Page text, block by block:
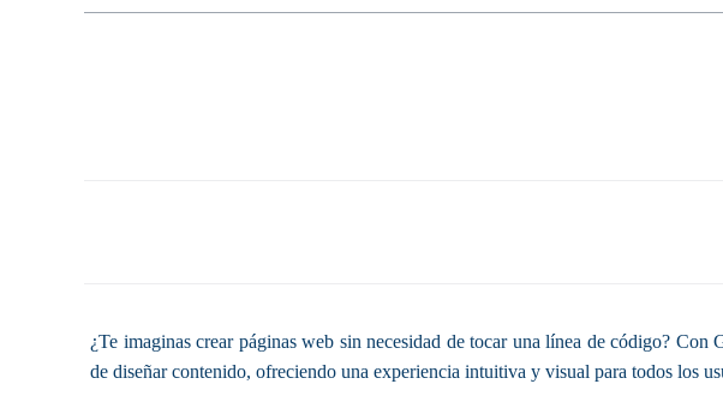
¿Te imaginas crear páginas web sin necesidad de tocar una línea de código?
de diseñar contenido, ofreciendo una experiencia intuitiva y visual para todos los